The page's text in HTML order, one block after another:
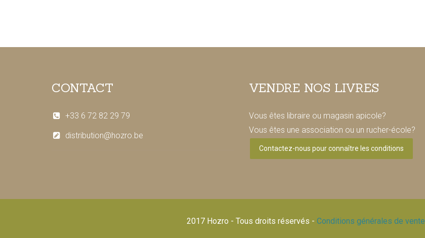
CONTACT
+33 6 72 82 29 79
distribution@hozro.be
VENDRE NOS LIVRES
Vous êtes libraire ou magasin apicole?
Vous êtes une association ou un rucher-école?
Contactez-nous pour connaître les conditions
2017 Hozro - Tous droits réservés - Conditions générales de vente